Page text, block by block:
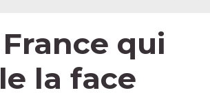
qui
la face